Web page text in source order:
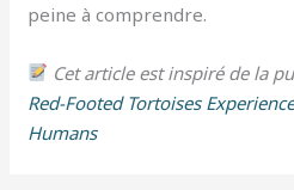
peine à comprendre.
Cet article est inspiré de la
Red-Footed Tortoises
Humans